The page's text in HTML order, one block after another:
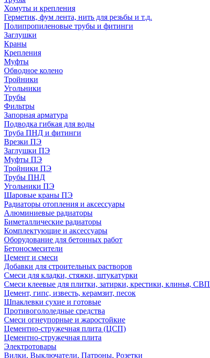
Хомуты и крепления
Герметик, фум лента, нить для резьбы и т.д.
Полипропиленовые трубы и фитинги
Заглушки
Краны
Крепления
Муфты
Обводное колено
Тройники
Угольники
Трубы
Фильтры
Запорная арматура
Подводка гибкая для воды
Труба ПНД и фитинги
Врезки ПЭ
Заглушки ПЭ
Муфты ПЭ
Тройники ПЭ
Трубы ПНД
Угольники ПЭ
Шаровые краны ПЭ
Радиаторы отопления и аксессуары
Алюминиевые радиаторы
Биметаллические радиаторы
Комплектующие и аксессуары
Оборудование для бетонных работ
Бетоносмесители
Цемент и смеси
Добавки для строительных растворов
Смеси для кладки, стяжки, штукатурки
Смеси клеевые для плитки, затирки, крестики, клинья, СВП
Цемент, гипс, известь, керамзит, песок
Шпаклевки сухие и готовые
Противогололедные средства
Смеси огнеупорные и жаростойкие
Цементно-стружечная плита (ЦСП)
Цементно-стружечная плита
Электротовары
Вилки, Выключатели, Патроны, Розетки